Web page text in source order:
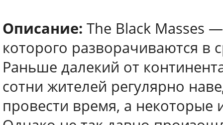
Описание: The Black Masses
которого разворачиваются
Раньше далекий от
сотни жителей регулярно
провести время, а некоторые